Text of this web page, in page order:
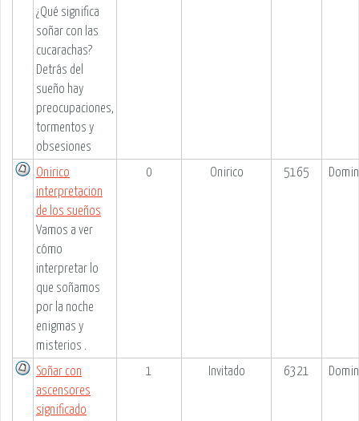
¿Qué significa
soñar con las
cucarachas?
Detrás del
sueño hay
preocupaciones,
tormentos y
obsesiones
Onirico
interpretacion
de los sueños
Vamos a ver
cómo
interpretar lo
que soñamos
por la noche
enigmas y
misterios .
0 Onirico 5165
Soñar con
ascensores
significado
1 Invitado 6321